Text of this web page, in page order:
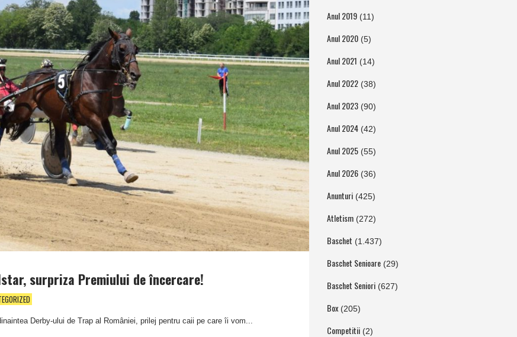
surpriza Premiului de încercare!
Derby-ului de Trap al României, prilej pentru caii pe care îi vom...
Anul 2019(11)
Anul 2020(5)
Anul 2021 (14)
Anul 2022(38)
Anul 2023(90)
Anul 2024(42)
Anul 2025(55)
Anul 2026(36)
Anunturi(425)
Atletism(272)
Baschet (1.437)
Baschet Senioare(29)
Baschet Seniori(627)
Box(205)
Competitii(2)